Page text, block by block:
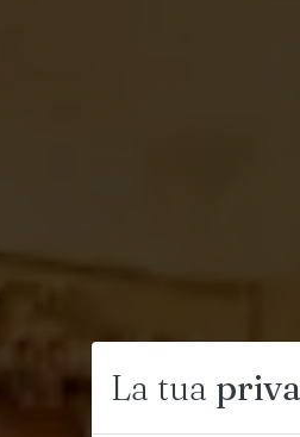
La tua